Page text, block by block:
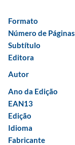
Formato
Número de Páginas
Subtítulo
Editora
Autor
Ano da Edição
EAN13
Edição
Idioma
Fabricante